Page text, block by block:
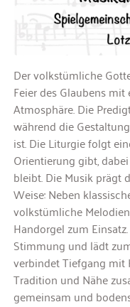
Der volkstümliche
Feier des Glaubens
Atmosphäre. Die
während die
ist. Die Liturgie folgt
Orientierung gibt,
bleibt. Die Musik prägt
Weise: Neben
volkstümliche
Handorgel zum
Stimmung und lädt
verbindet Tiefgang mit
Tradition und Nähe
gemeinsam und